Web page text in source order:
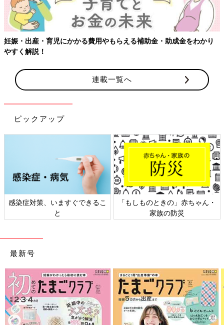
妊娠・出産・育児にかかる費用やもらえる補助金・助成金をわかり
やすく解説！
連載一覧へ
ピックアップ
感染症対策、いますぐできるこ
と
「もしものときの」赤ちゃん・
家族の防災
最新号